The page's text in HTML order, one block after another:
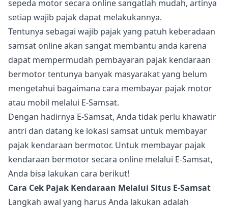
sepeda motor secara online sangatlah mudah, artinya
setiap wajib pajak dapat melakukannya.
Tentunya sebagai wajib pajak yang patuh keberadaan
samsat online akan sangat membantu anda karena
dapat mempermudah pembayaran pajak kendaraan
bermotor tentunya banyak masyarakat yang belum
mengetahui bagaimana cara membayar pajak motor
atau mobil melalui E-Samsat.
Dengan hadirnya E-Samsat, Anda tidak perlu khawatir
antri dan datang ke lokasi samsat untuk membayar
pajak kendaraan bermotor. Untuk membayar pajak
kendaraan bermotor secara online melalui E-Samsat,
Anda bisa lakukan cara berikut!
Cara Cek Pajak Kendaraan Melalui Situs E-Samsat
Langkah awal yang harus Anda lakukan adalah